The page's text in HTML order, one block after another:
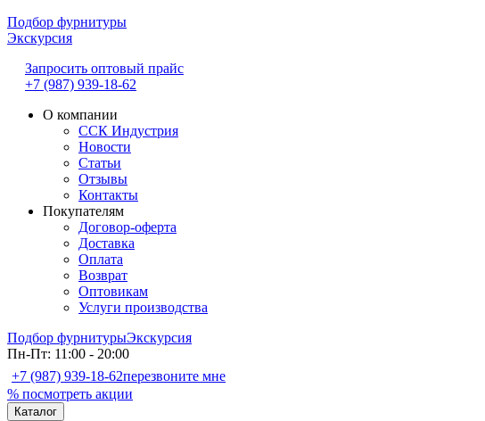
Подбор фурнитуры
Экскурсия
Запросить оптовый прайс
+7 (987) 939-18-62
О компании
ССК Индустрия
Новости
Статьи
Отзывы
Контакты
Покупателям
Договор-оферта
Доставка
Оплата
Возврат
Оптовикам
Услуги производства
Подбор фурнитурыЭкскурсия
Пн-Пт: 11:00 - 20:00
+7 (987) 939-18-62перезвоните мне
% посмотреть акции
Каталог